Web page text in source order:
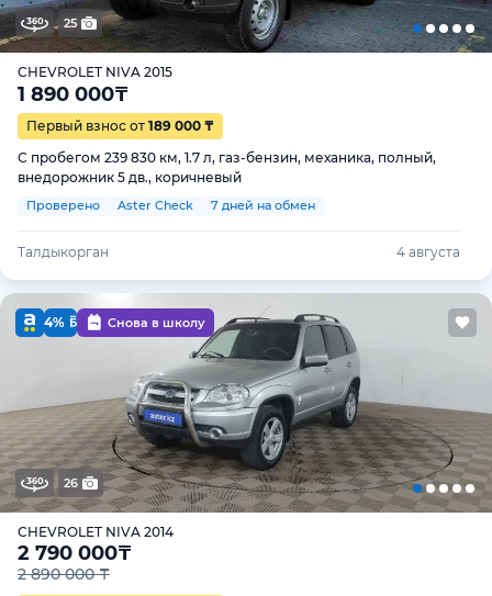
25
CHEVROLET NIVA 2015
1 890 000₸
Первый взнос от 189 000 ₸
С пробегом 239 830 км, 1.7 л, газ-бензин, механика, полный,
внедорожник 5 дв., коричневый
Проверено Aster Check 7 дней на обмен
Талдыкорган 4 августа
4% Снова в школу
26
CHEVROLET NIVA 2014
2 790 000₸
2 890 000 ₸